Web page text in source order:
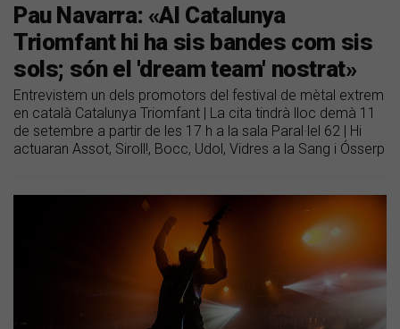
Pau Navarra: «Al Catalunya
Triomfant hi ha sis bandes com sis
sols; són el 'dream team' nostrat»
Entrevistem un dels promotors del festival de mètal extrem
en català Catalunya Triomfant | La cita tindrà lloc demà 11
de setembre a partir de les 17 h a la sala Paral·lel 62 | Hi
actuaran Assot, Siroll!, Bocc, Udol, Vidres a la Sang i Ósserp